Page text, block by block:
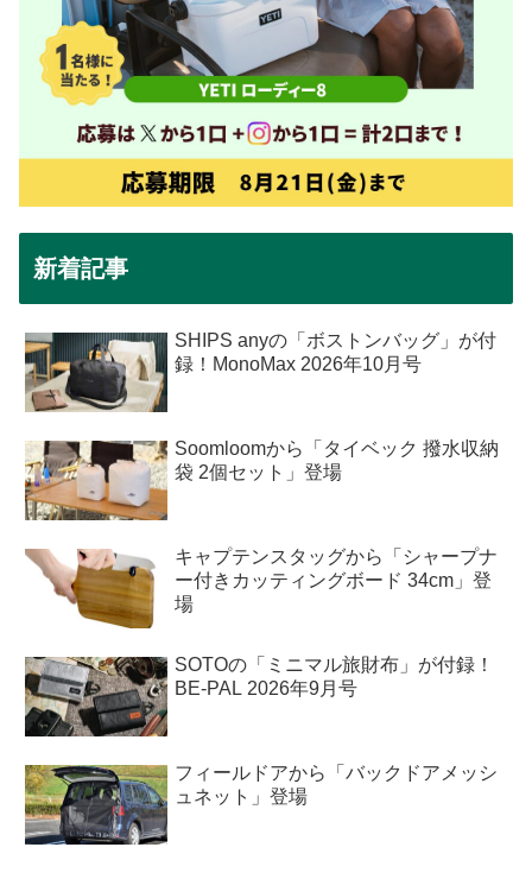
新着記事
SHIPS anyの「ボストンバッグ」が付
録！MonoMax 2026年10月号
Soomloomから「タイベック 撥水収納
袋 2個セット」登場
キャプテンスタッグから「シャープナ
ー付きカッティングボード 34cm」登
場
SOTOの「ミニマル旅財布」が付録！
BE-PAL 2026年9月号
フィールドアから「バックドアメッシ
ュネット」登場